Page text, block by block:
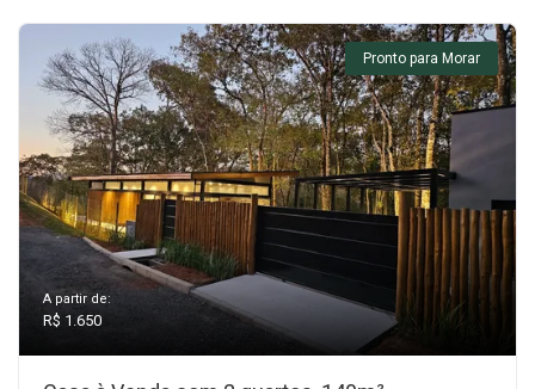
Pronto para Morar
A partir de:
R$ 1.650